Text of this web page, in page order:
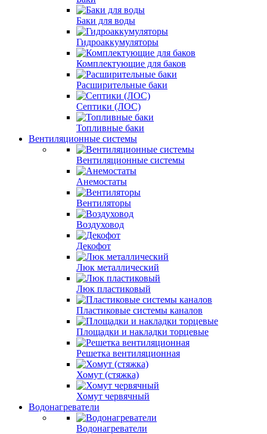
Баки для воды
Гидроаккумуляторы
Комплектующие для баков
Расширительные баки
Септики (ЛОС)
Топливные баки
Вентиляционные системы
Вентиляционные системы
Анемостаты
Вентиляторы
Воздуховод
Декофот
Люк металлический
Люк пластиковый
Пластиковые системы каналов
Площадки и накладки торцевые
Решетка вентиляционная
Хомут (стяжка)
Хомут червячный
Водонагреватели
Водонагреватели